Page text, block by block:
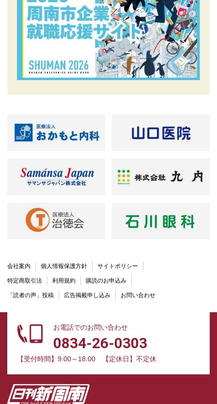
会社案内 個人情報保護方針 サイトポリシー
特定商取引法 利用規約 購読のお申込み
「読者の声」投稿 広告掲載申し込み お問い合わせ
お電話でのお問い合わせ
0834-26-0303
【受付時間】9:00～18:00 【定休日】不定休